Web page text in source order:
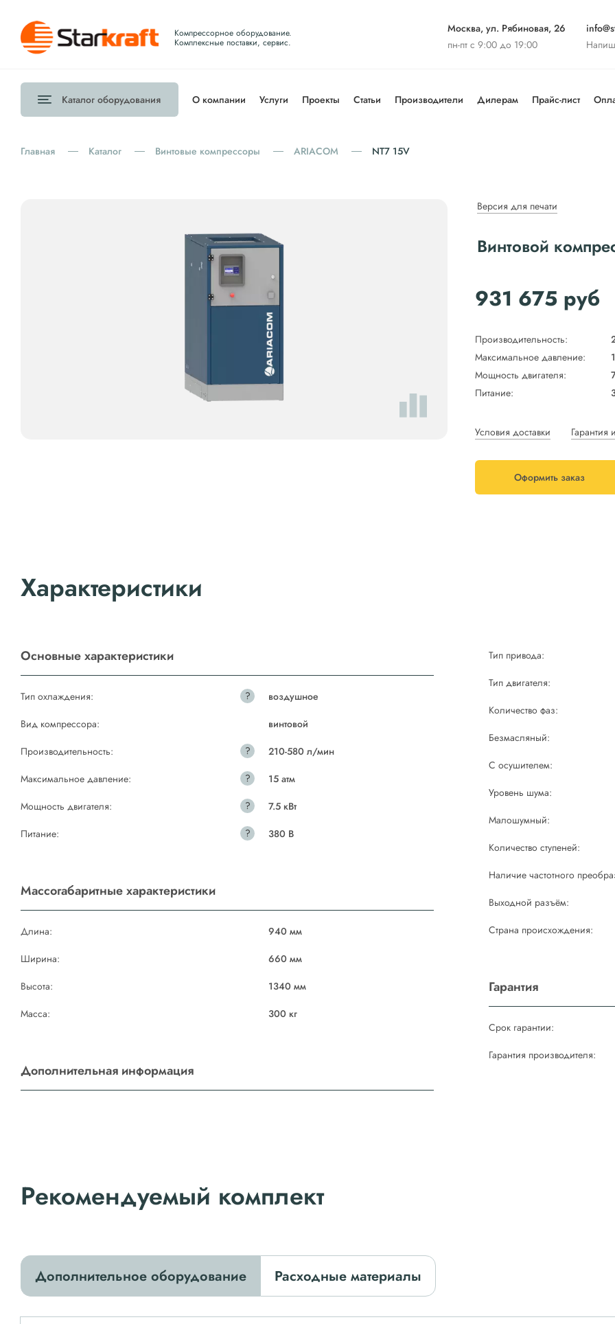
Компрессорное оборудование.
Комплексные поставки, сервис.
Москва, ул. Рябиновая, 26
пн-пт с 9:00 до 19:00
Каталог оборудования О компании Услуги Проекты Статьи Производители Дилерам Прайс-лист
Главная Каталог Винтовые компрессоры ARIACOM NT7 15V
Версия для печати
Винтовой
931 675 руб
Производительность:
Максимальное давление:
Мощность двигателя:
Питание:
Условия доставки Гарантия
Оформить заказ
Характеристики
Основные характеристики
Тип охлаждения: ?
воздушное
Вид компрессора:
винтовой
Производительность:
?
210-580 л/мин
Максимальное давление:
?
15 атм
Мощность двигателя:
?
7.5 кВт
Питание:
? 380 В
Массогабаритные характеристики
Длина:
940 мм
Ширина:
660 мм
Высота:
1340 мм
Масса:
300 кг
Дополнительная информация
Тип привода:
Тип двигателя:
Количество фаз:
Безмасляный:
С осушителем:
Уровень шума:
Малошумный:
Количество ступеней:
Наличие частотного
Выходной разъём:
Страна происхождения:
Гарантия
Срок гарантии:
Гарантия производителя:
Рекомендуемый комплект
Дополнительное оборудование Расходные материалы